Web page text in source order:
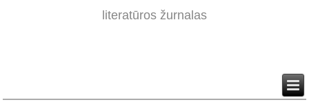
literatūros žurnalas